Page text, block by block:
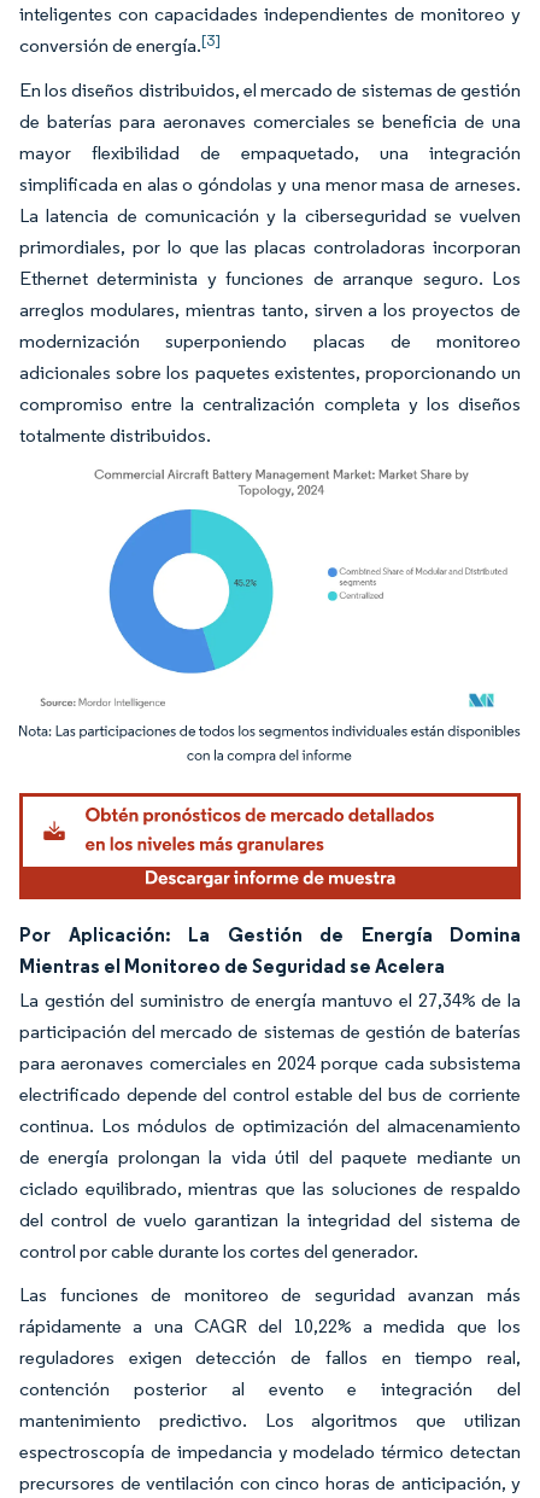
inteligentes con capacidades independientes de monitoreo y
conversión de energía.[3]
En los diseños distribuidos, el mercado de sistemas de gestión
de baterías para aeronaves comerciales se beneficia de una
mayor flexibilidad de empaquetado, una integración
simplificada en alas o góndolas y una menor masa de arneses.
La latencia de comunicación y la ciberseguridad se vuelven
primordiales, por lo que las placas controladoras incorporan
Ethernet determinista y funciones de arranque seguro. Los
arreglos modulares, mientras tanto, sirven a los proyectos de
modernización superponiendo placas de monitoreo
adicionales sobre los paquetes existentes, proporcionando un
compromiso entre la centralización completa y los diseños
totalmente distribuidos.
Imagen © Mordor Intelligence. El uso requiere atribución según CC BY 4.0.
Por Aplicación: La Gestión de Energía Domina
Mientras el Monitoreo de Seguridad se Acelera
La gestión del suministro de energía mantuvo el 27,34% de la
participación del mercado de sistemas de gestión de baterías
para aeronaves comerciales en 2024 porque cada subsistema
electrificado depende del control estable del bus de corriente
continua. Los módulos de optimización del almacenamiento
de energía prolongan la vida útil del paquete mediante un
ciclado equilibrado, mientras que las soluciones de respaldo
del control de vuelo garantizan la integridad del sistema de
control por cable durante los cortes del generador.
Las funciones de monitoreo de seguridad avanzan más
rápidamente a una CAGR del 10,22% a medida que los
reguladores exigen detección de fallos en tiempo real,
contención posterior al evento e integración del
mantenimiento predictivo. Los algoritmos que utilizan
espectroscopía de impedancia y modelado térmico detectan
precursores de ventilación con cinco horas de anticipación, y